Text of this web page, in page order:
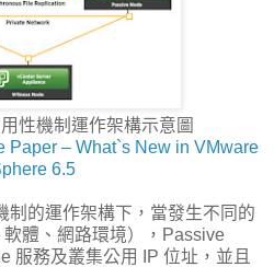
性機制運作架構示意圖
Paper – What`s New in VMware
6.5
制的運作架構下，當發生不同的
體、網路環境），Passive
服務及叢集公用 IP 位址，並且